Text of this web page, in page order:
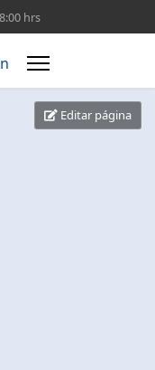
hrs
Editar página